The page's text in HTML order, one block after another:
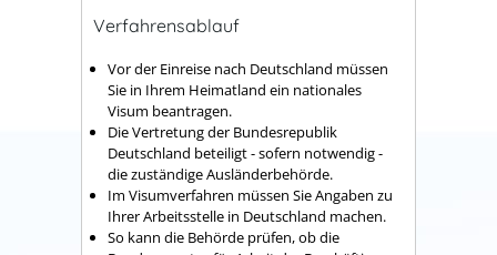
Verfahrensablauf
Vor der Einreise nach Deutschland müssen
Sie in Ihrem Heimatland ein nationales
Visum beantragen.
Die Vertretung der Bundesrepublik
Deutschland beteiligt - sofern notwendig -
die zuständige Ausländerbehörde.
Im Visumverfahren müssen Sie Angaben zu
Ihrer Arbeitsstelle in Deutschland machen.
So kann die Behörde prüfen, ob die